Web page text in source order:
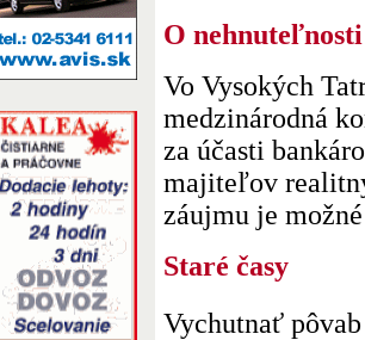
O nehnuteľnosti
Vo Vysokých
medzinárodná
za účasti
majiteľov
záujmu je
Staré časy
Vychutnať pôvab